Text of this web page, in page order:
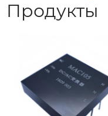
Продукты